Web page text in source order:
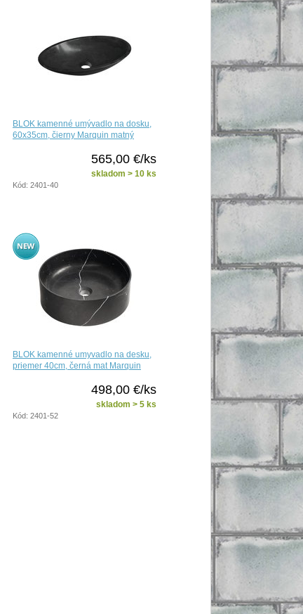
BLOK kamenné umývadlo na dosku,
60x35cm, čierny Marquin matný
565,00 €/ks
skladom > 10 ks
Kód: 2401-40
BLOK kamenné umyvadlo na desku,
priemer 40cm, černá mat Marquin
498,00 €/ks
skladom > 5 ks
Kód: 2401-52